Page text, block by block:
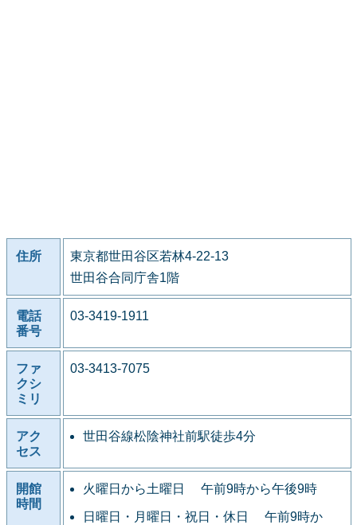
住所
東京都世田谷区若林4-22-13
世田谷合同庁舎1階
電話
番号
03-3419-1911
ファ
クシ
ミリ
03-3413-7075
アク
セス
世田谷線松陰神社前駅徒歩4分
開館
時間
火曜日から土曜日 午前9時から午後9時
日曜日・月曜日・祝日・休日 午前9時か